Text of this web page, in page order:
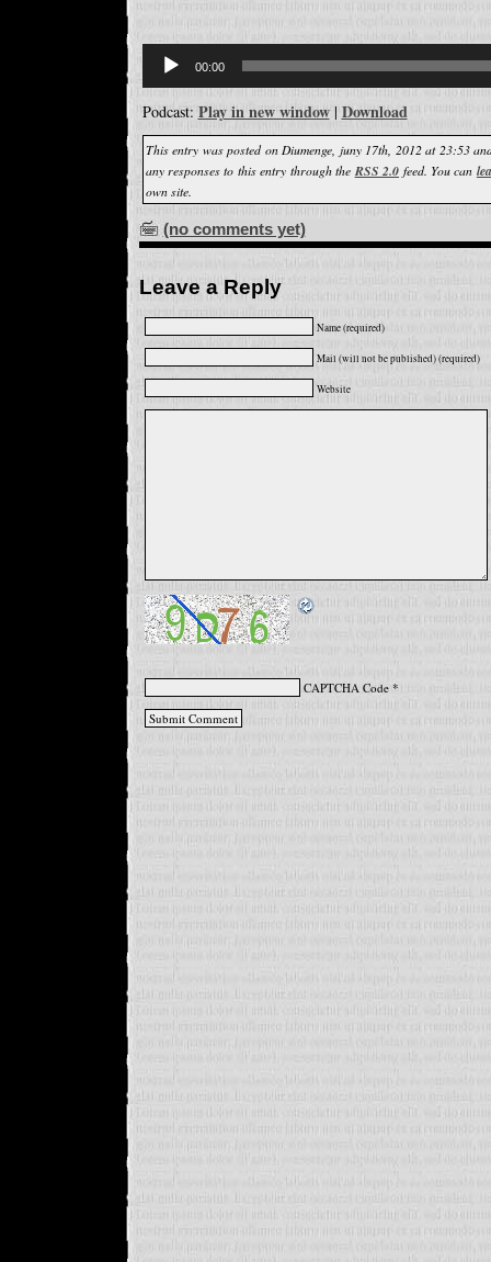
d'àudio
00:00
Podcast: Play in new window| Download
This entry was posted on Diumenge, juny 17th, 2012 at 23:53
any responses to this entry through the RSS 2.0 feed. You can
own site.
(no comments yet)
Leave a Reply
Name (required)
Mail (will not be published) (required)
Website
CAPTCHA Code*